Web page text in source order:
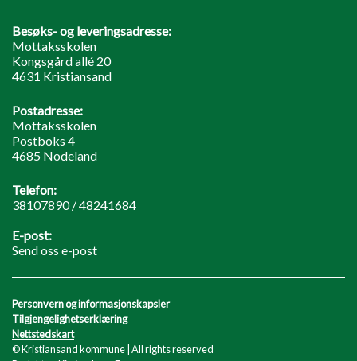
Besøks- og leveringsadresse:
Mottaksskolen
Kongsgård allé 20
4631 Kristiansand
Postadresse:
Mottaksskolen
Postboks 4
4685 Nodeland
Telefon:
38107890 / 48241684
E-post:
Send oss e-post
Personvern og informasjonskapsler
Tilgjengelighetserklæring
Nettstedskart
© Kristiansand kommune | All rights reserved